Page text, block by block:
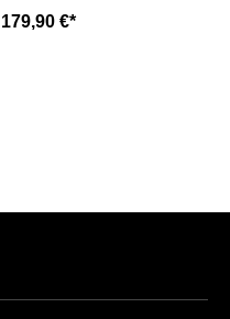
espresso/ dunkelbraun
179,90 €*